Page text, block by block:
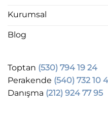
Kurumsal
Blog
Toptan (530) 794 19 24
Perakende (540) 732 10
Danışma (212) 924 77 95